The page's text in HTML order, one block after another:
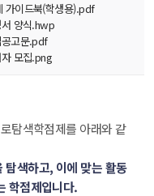
가이드북(학생용).pdf
양식.hwp
공고문.pdf
모집.png
탐색학점제를 아래와 같
탐색하고, 이에 맞는 활동
학점제입니다.